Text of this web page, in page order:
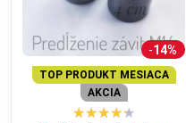
14%
TOP PRODUKT MESIACA
AKCIA